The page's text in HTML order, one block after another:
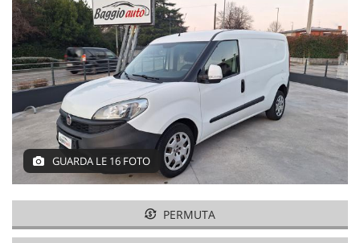
SERVIZI
CONTATTI
NEWS
AREA COMMERCIANTI
GUARDA LE 16 FOTO
PERMUTA